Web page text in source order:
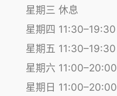
星期三 休息
星期四 11:30–19:30
星期五 11:30–19:30
星期六 11:00–20:00
星期日